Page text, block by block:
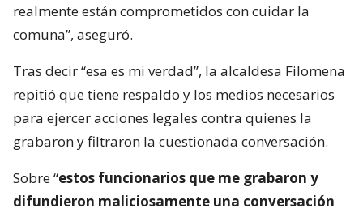
realmente están comprometidos con cuidar la
comuna”, aseguró.
Tras decir “esa es mi verdad”, la alcaldesa Filomena
repitió que tiene respaldo y los medios necesarios
para ejercer acciones legales contra quienes la
grabaron y filtraron la cuestionada conversación.
Sobre “estos funcionarios que me grabaron y
difundieron maliciosamente una conversación